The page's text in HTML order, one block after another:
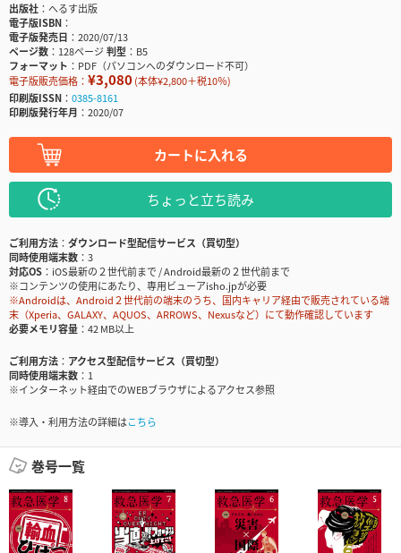
出版社
へるす出版
電子版ISBN
電子版発売日
2020/07/13
ページ数
128ページ判型
B5
フォーマット
PDF（パソコンへのダウンロード不可）
電子版販売価格： ¥3,080(本体¥2,800＋税10％)
印刷版ISSN
0385-8161
印刷版発行年月
2020/07
カートに入れる
ちょっと立ち読み
ご利用方法
ダウンロード型配信サービス（買切型）
同時使用端末数
3
対応OS
iOS最新の２世代前まで / Android最新の２世代前まで
※コンテンツの使用にあたり、専用ビューアisho.jpが必要
※Androidは、Android２世代前の端末のうち、国内キャリア経由で販売されている端
末（Xperia、GALAXY、AQUOS、ARROWS、Nexusなど）にて動作確認しています
必要メモリ容量
42 MB以上
ご利用方法
アクセス型配信サービス（買切型）
同時使用端末数
1
※インターネット経由でのWEBブラウザによるアクセス参照
※導入・利用方法の詳細はこちら
巻号一覧